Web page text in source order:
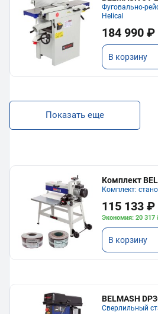
Фуговально-
Helical
184 990 ₽
В корзину
Показать еще
Комплект
Комплект:
115 133 ₽
Экономия: 20 317
В корзину
BELMASH
Сверлильный